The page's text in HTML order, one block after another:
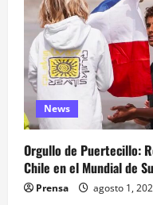
News
Orgullo de Puertecillo:
Chile en el Mundial de
Prensa agosto 1,